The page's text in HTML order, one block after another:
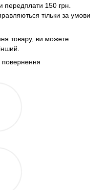
передплати 150 грн.
тільки за умови
товару, ви можете
повернення